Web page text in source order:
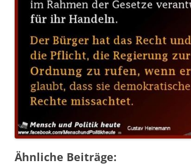
Ähnliche Beiträge: